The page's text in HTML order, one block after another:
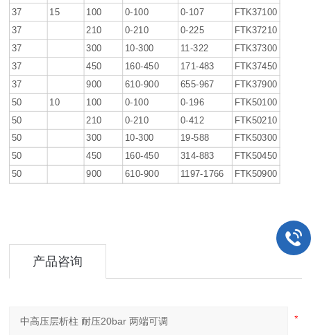
37
15 100 0-100 0-107
FTK37100
37
210 0-210 0-225 FTK37210
37 300 10-300 11-322 FTK37300
37 450 160-450 171-483
FTK37450
37
900 610-900 655-967
FTK37900
50
10 100 0-100 0-196
FTK50100
50
210 0-210 0-412 FTK50210
50 300 10-300 19-588 FTK50300
50 450 160-450 314-883
FTK50450
50
900 610-900 1197-1766 FTK50900
产品咨询